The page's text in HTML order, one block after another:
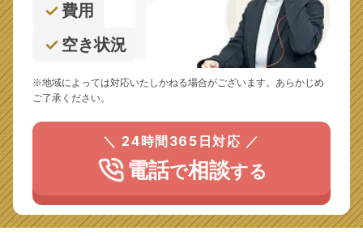
費用
空き状況
※地域によっては対応いたしかねる場合がございます。あらかじめ
ご了承ください。
＼ 24時間365日対応 ／
電話で相談する